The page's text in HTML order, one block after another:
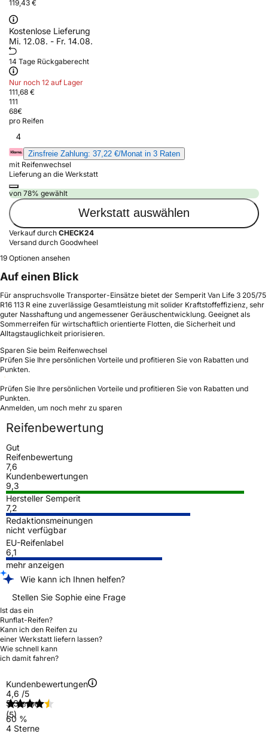
119,43 €
Kostenlose Lieferung
Mi. 12.08. - Fr. 14.08.
14 Tage Rückgaberecht
Nur noch 12 auf Lager
111,68 €
111
68€
pro Reifen
4
Zinsfreie Zahlung: 37,22 €/Monat in 3 Raten
mit Reifenwechsel
Lieferung an die Werkstatt
von 78% gewählt
Werkstatt auswählen
Verkauf durch CHECK24
Versand durch Goodwheel
19 Optionen ansehen
Auf einen Blick
Für anspruchsvolle Transporter-Einsätze bietet der Semperit Van Life 3 205/75
R16 113 R eine zuverlässige Gesamtleistung mit solider Kraftstoffeffizienz, sehr
guter Nasshaftung und angemessener Geräuschentwicklung. Geeignet als
Sommerreifen für wirtschaftlich orientierte Flotten, die Sicherheit und
Alltagstauglichkeit priorisieren.
Sparen Sie beim Reifenwechsel
Prüfen Sie Ihre persönlichen Vorteile und profitieren Sie von Rabatten und
Punkten.
Prüfen Sie Ihre persönlichen Vorteile und profitieren Sie von Rabatten und
Punkten.
Anmelden, um noch mehr zu sparen
Reifenbewertung
Gut
Reifenbewertung
7,6
Kundenbewertungen
9,3
Hersteller Semperit
7,2
Redaktionsmeinungen
nicht verfügbar
EU-Reifenlabel
6,1
mehr anzeigen
Wie kann ich Ihnen helfen?
Stellen Sie Sophie eine Frage
Ist das ein
Runflat-Reifen?
Kann ich den Reifen zu
einer Werkstatt liefern lassen?
Wie schnell kann
ich damit fahren?
Kundenbewertungen
4,6 /5
(5)
5 Sterne
60 %
4 Sterne